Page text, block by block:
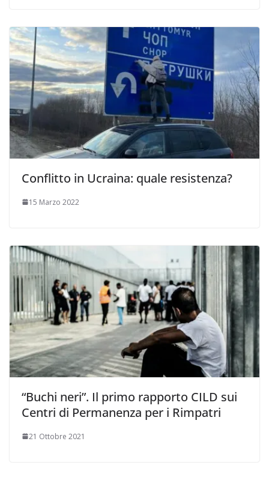
Conflitto in Ucraina: quale resistenza?
15 Marzo 2022
“Buchi neri”. Il primo rapporto CILD sui
Centri di Permanenza per i Rimpatri
21 Ottobre 2021